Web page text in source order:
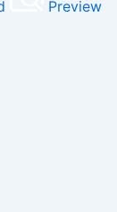
Preview